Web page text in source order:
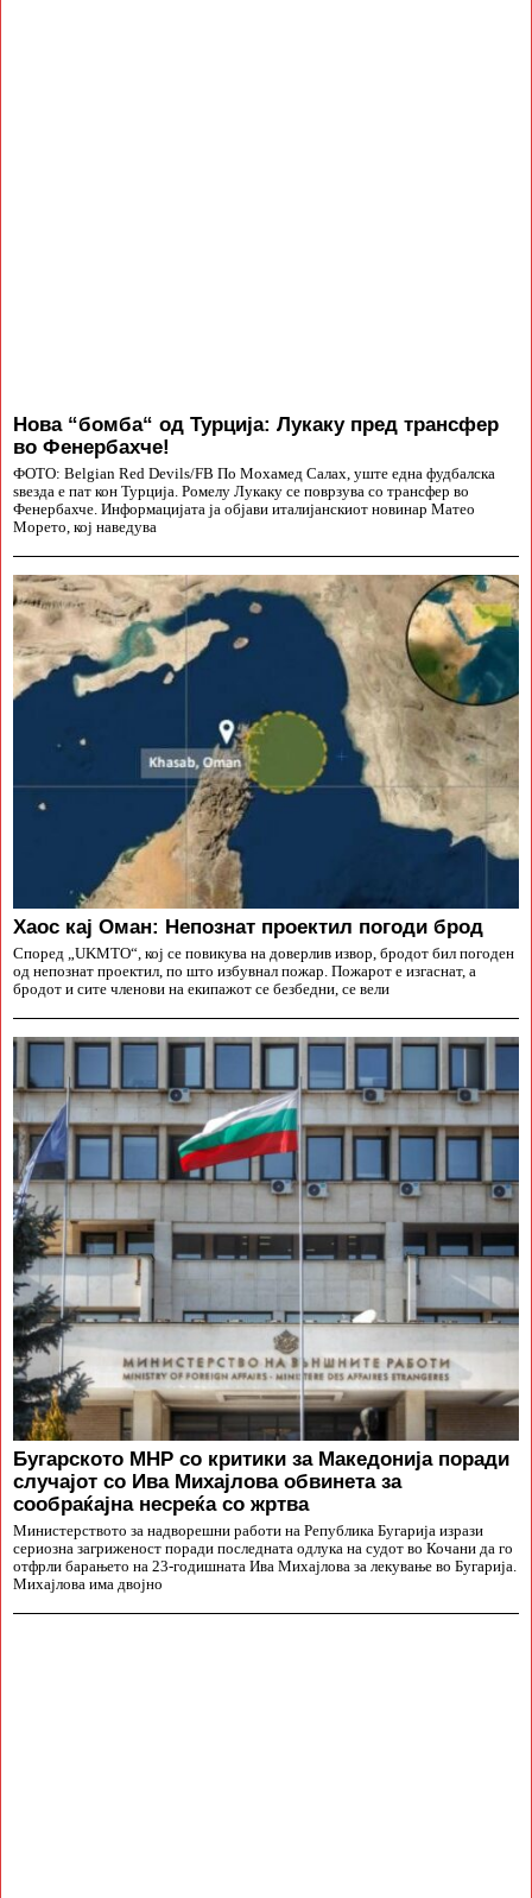
Нова “бомба“ од Турција: Лукаку пред трансфер
во Фенербахче!
ФОТО: Belgian Red Devils/FB По Мохамед Салах, уште една фудбалска
ѕвезда е пат кон Турција. Ромелу Лукаку се поврзува со трансфер во
Фенербахче. Информацијата ја објави италијанскиот новинар Матео
Морето, кој наведува
Хаос кај Оман: Непознат проектил погоди брод
Според „UKMTO“, кој се повикува на доверлив извор, бродот бил погоден
од непознат проектил, по што избувнал пожар. Пожарот е изгаснат, а
бродот и сите членови на екипажот се безбедни, се вели
Бугарското МНР со критики за Македонија поради
случајот со Ива Михајлова обвинета за
сообраќајна несреќа со жртва
Министерството за надворешни работи на Република Бугарија изрази
сериозна загриженост поради последната одлука на судот во Кочани да го
отфрли барањето на 23-годишната Ива Михајлова за лекување во Бугарија.
Михајлова има двојно